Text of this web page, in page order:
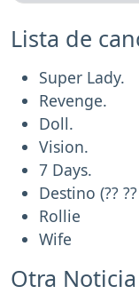
Lista de
Super Lady.
Revenge.
Doll.
Vision.
7 Days.
Destino (?? ??
Rollie
Wife
Otra Noticia